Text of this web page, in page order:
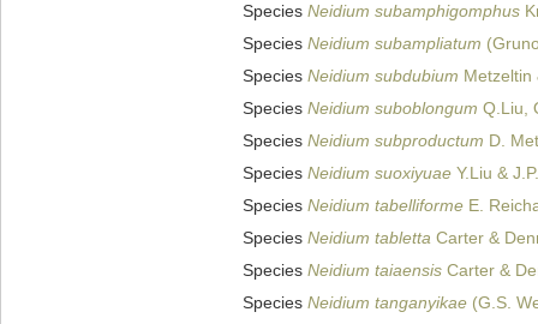
Species Neidium subamphigomphus
Species Neidium subampliatum
Species Neidium subdubium Metzeltin
Species Neidium suboblongum Q.Liu,
Species Neidium subproductum D.
Species Neidium suoxiyuae Y.Liu &
Species Neidium tabelliforme E.
Species Neidium tabletta Carter &
Species Neidium taiaensis Carter &
Species Neidium tanganyikae (G.S.